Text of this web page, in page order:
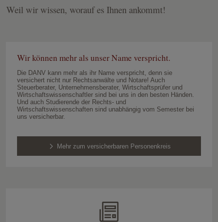
Weil wir wissen, worauf es Ihnen ankommt!
Wir können mehr als unser Name verspricht.
Die DANV kann mehr als ihr Name verspricht, denn sie
versichert nicht nur Rechtsanwälte und Notare! Auch
Steuerberater, Unternehmensberater, Wirtschaftsprüfer und
Wirtschaftswissenschaftler sind bei uns in den besten Händen.
Und auch Studierende der Rechts- und
Wirtschaftswissenschaften sind unabhängig vom Semester bei
uns versicherbar.
Mehr zum versicherbaren Personenkreis